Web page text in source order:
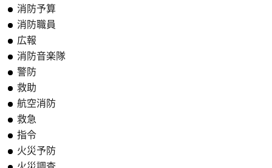
消防予算
消防職員
広報
消防音楽隊
警防
救助
航空消防
救急
指令
火災予防